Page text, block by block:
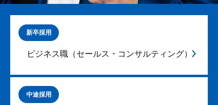
新卒採用
ビジネス職（セールス・コンサルティング）
中途採用